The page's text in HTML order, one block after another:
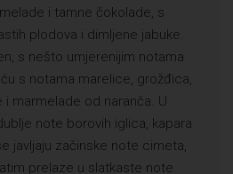
i tamne čokolade, s
plodova i dimljene jabuke.
s nešto umjerenijim notama
s notama marelice, grožđica,
i marmelade od naranča. U
note borovih iglica, kapara
javljaju začinske note cimeta,
prelaze u slatkaste note